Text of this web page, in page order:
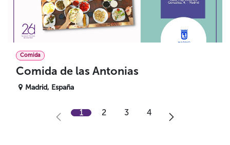
Comida
Comida de las Antonias
Madrid, España
1 2 3 4